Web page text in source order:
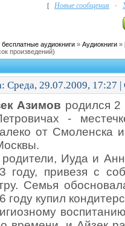
[ Новые сообщения ·
аудиокниги » Аудиокниги »
произведений)
Среда, 29.07.2009, 17:27
Азимов родился 2
-
от Смоленска
родители, Иуда и
году, привезя с
Семья
году купил